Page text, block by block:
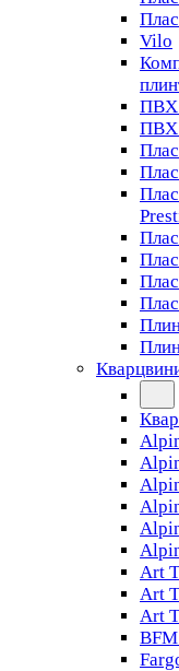
Vilo
ПВХ
ПВХ
Art
Art
Art